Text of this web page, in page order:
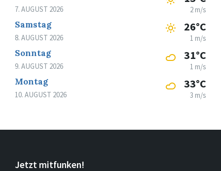
7. AUGUST 2026 2 m/s
Samstag
8. AUGUST 2026
26°C
1 m/s
Sonntag
9. AUGUST 2026
31°C
1 m/s
Montag
10. AUGUST 2026
33°C
3 m/s
Jetzt mitfunken!